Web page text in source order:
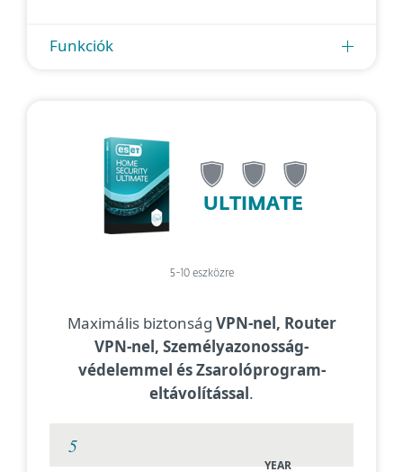
Funkciók
ULTIMATE
5-10 eszközre
Maximális biztonság VPN-nel, Router
VPN-nel, Személyazonosság-
védelemmel és Zsarolóprogram-
eltávolítással.
YEAR